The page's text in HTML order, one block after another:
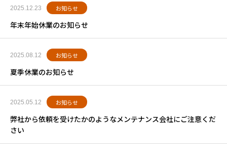
2025.12.23 お知らせ
年末年始休業のお知らせ
2025.08.12 お知らせ
夏季休業のお知らせ
2025.05.12 お知らせ
弊社から依頼を受けたかのようなメンテナンス会社にご注意くだ
さい